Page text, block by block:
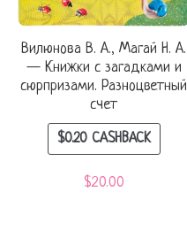
Вилюнова В. А., Магай Н. А.
— Книжки с загадками и
сюрпризами. Разноцветный
счет
$0.20CASHBACK
$20.00